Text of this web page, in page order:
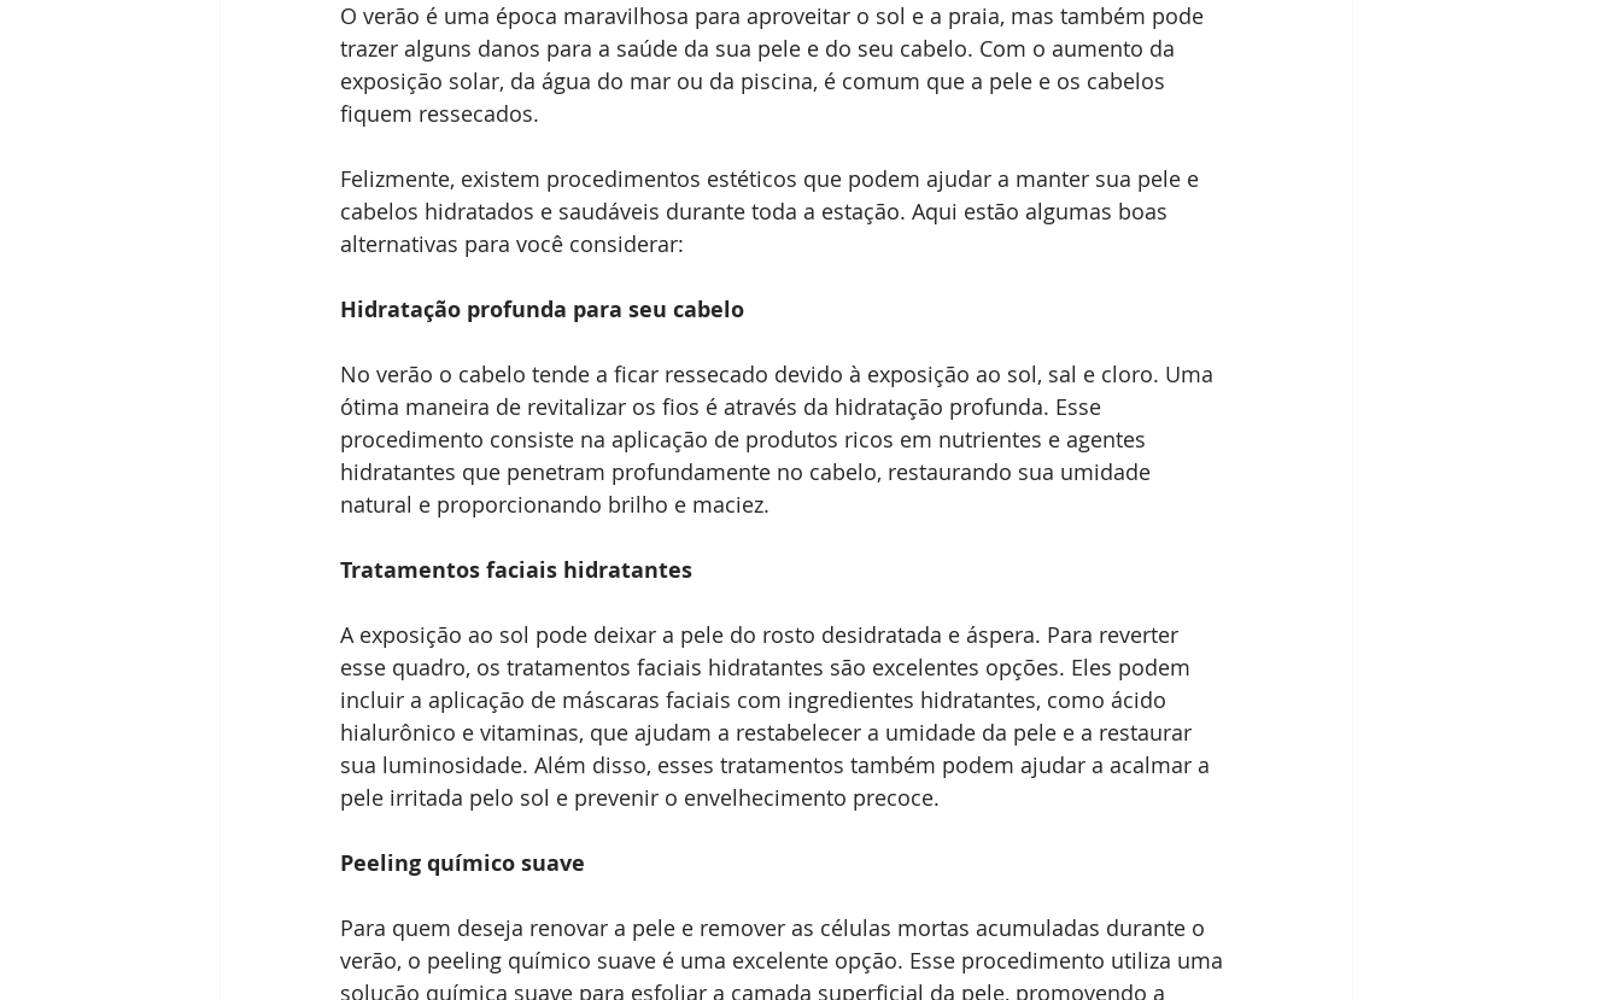
O verão é uma época maravilhosa para aproveitar o sol e a praia, mas também pode
trazer alguns danos para a saúde da sua pele e do seu cabelo. Com o aumento da
exposição solar, da água do mar ou da piscina, é comum que a pele e os cabelos
fiquem ressecados.
Felizmente, existem procedimentos estéticos que podem ajudar a manter sua pele e
cabelos hidratados e saudáveis durante toda a estação. Aqui estão algumas boas
alternativas para você considerar:
Hidratação profunda para seu cabelo
No verão o cabelo tende a ficar ressecado devido à exposição ao sol, sal e cloro. Uma
ótima maneira de revitalizar os fios é através da hidratação profunda. Esse
procedimento consiste na aplicação de produtos ricos em nutrientes e agentes
hidratantes que penetram profundamente no cabelo, restaurando sua umidade
natural e proporcionando brilho e maciez.
Tratamentos faciais hidratantes
A exposição ao sol pode deixar a pele do rosto desidratada e áspera. Para reverter
esse quadro, os tratamentos faciais hidratantes são excelentes opções. Eles podem
incluir a aplicação de máscaras faciais com ingredientes hidratantes, como ácido
hialurônico e vitaminas, que ajudam a restabelecer a umidade da pele e a restaurar
sua luminosidade. Além disso, esses tratamentos também podem ajudar a acalmar a
pele irritada pelo sol e prevenir o envelhecimento precoce.
Peeling químico suave
Para quem deseja renovar a pele e remover as células mortas acumuladas durante o
verão, o peeling químico suave é uma excelente opção. Esse procedimento utiliza uma
solução química suave para esfoliar a camada superficial da pele, promovendo a